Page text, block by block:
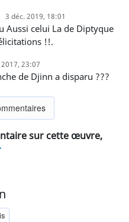
3 déc. 2019, 18:01
!!.
23:07
de Djinn a disparu ???
sur cette œuvre,